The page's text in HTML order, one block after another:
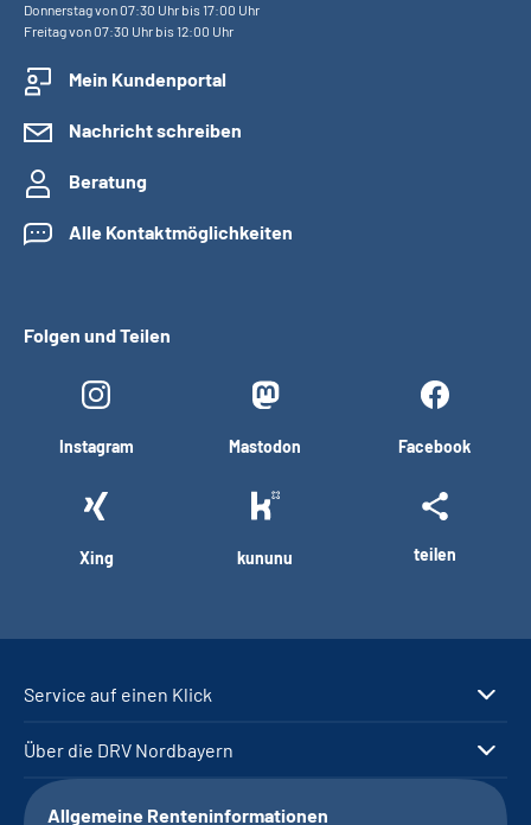
Donnerstag von 07:30 Uhr bis 17:00 Uhr
Freitag von 07:30 Uhr bis 12:00 Uhr
Mein Kundenportal
Nachricht schreiben
Beratung
Alle Kontaktmöglichkeiten
Folgen und Teilen
Instagram Mastodon Facebook
Xing kununu teilen
Service auf einen Klick
Über die DRV Nordbayern
Allgemeine Renteninformationen